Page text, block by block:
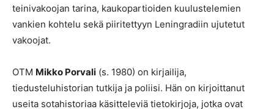
teinivakoojan tarina, kaukopartioiden kuulustelemien
vankien kohtelu sekä piiritettyyn Leningradiin ujutetut
vakoojat.
OTM Mikko Porvali (s. 1980) on kirjailija,
tiedusteluhistorian tutkija ja poliisi. Hän on kirjoittanut
useita sotahistoriaa käsitteleviä tietokirjoja, jotka ovat